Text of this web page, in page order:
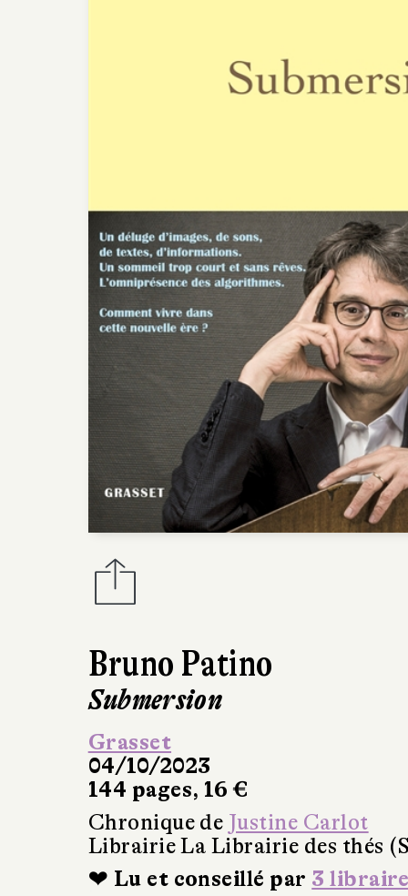
Bruno Patino
Submersion
Grasset
04/10/2023
144 pages, 16 €
Chronique de Justine Carlot
Librairie La Librairie des thés
❤ Lu et conseillé par 3